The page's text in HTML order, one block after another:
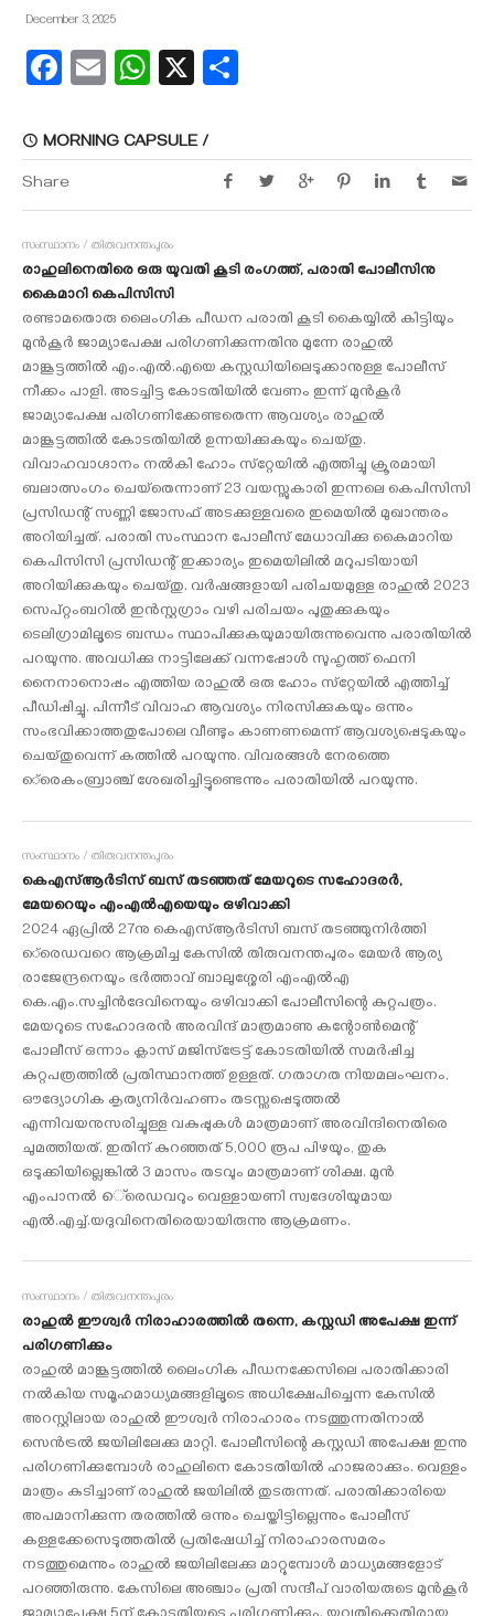
December 3, 2025
Facebook
EmailWhatsApp
X
MORNING CAPSULE /
Share
സംസ്ഥാനം / തിരുവനന്തപുരം
രാഹുലിനെതിരെ ഒരു യുവതി കൂടി രംഗത്ത്, പരാതി പോലീസിനു
കൈമാറി കെപിസിസി
രണ്ടാമതൊരു ലൈംഗിക പീഡന പരാതി കൂടി കൈയ്യില്‍ കിട്ടിയും
മുന്‍കൂര്‍ ജാമ്യാപേക്ഷ പരിഗണിക്കുന്നതിനു മുന്നേ രാഹുല്‍
മാങ്കൂട്ടത്തില്‍ എം.എല്‍.എയെ കസ്റ്റഡിയിലെടുക്കാനുള്ള പോലീസ്
നീക്കം പാളി. അടച്ചിട്ട കോടതിയില്‍ വേണം ഇന്ന് മുന്‍കൂര്‍
ജാമ്യാപേക്ഷ പരിഗണിക്കേണ്ടതെന്ന ആവശ്യം രാഹുല്‍
മാങ്കൂട്ടത്തില്‍ കോടതിയില്‍ ഉന്നയിക്കുകയും ചെയ്തു.
വിവാഹവാഗ്ദാനം നല്‍കി ഹോം സ്‌റ്റേയില്‍ എത്തിച്ചു ക്രൂരമായി
ബലാത്സംഗം ചെയ്‌തെന്നാണ് 23 വയസ്സുകാരി ഇന്നലെ കെപിസിസി
പ്രസിഡന്റ് സണ്ണി ജോസഫ് അടക്കുള്ളവരെ ഇമെയില്‍ മുഖാന്തരം
അറിയിച്ചത്. പരാതി സംസ്ഥാന പോലീസ് മേധാവിക്കു കൈമാറിയ
കെപിസിസി പ്രസിഡന്റ് ഇക്കാര്യം ഇമെയിലില്‍ മറുപടിയായി
അറിയിക്കുകയും ചെയ്തു. വര്‍ഷങ്ങളായി പരിചയമുള്ള രാഹുല്‍ 2023
സെപ്റ്റംബറില്‍ ഇന്‍സ്റ്റഗ്രാം വഴി പരിചയം പുതുക്കുകയും
ടെലിഗ്രാമിലൂടെ ബന്ധം സ്ഥാപിക്കുകയുമായിരുന്നുവെന്നു പരാതിയില്‍
പറയുന്നു. അവധിക്കു നാട്ടിലേക്ക് വന്നപ്പോള്‍ സുഹൃത്ത് ഫെനി
നൈനാനൊപ്പം എത്തിയ രാഹുല്‍ ഒരു ഹോം സ്‌റ്റേയില്‍ എത്തിച്ച്
പീഡിപ്പിച്ചു. പിന്നീട് വിവാഹ ആവശ്യം നിരസിക്കുകയും ഒന്നും
സംഭവിക്കാത്തതുപോലെ വീണ്ടും കാണണമെന്ന് ആവശ്യപ്പെടുകയും
ചെയ്തുവെന്ന് കത്തില്‍ പറയുന്നു. വിവരങ്ങള്‍ നേരത്തെ
െ്രെകംബ്രാഞ്ച് ശേഖരിച്ചിട്ടുണ്ടെന്നും പരാതിയില്‍ പറയുന്നു.
സംസ്ഥാനം / തിരുവനന്തപുരം
കെഎസ്ആര്‍ടിസ് ബസ് തടഞ്ഞത് മേയറുടെ സഹോദരര്‍,
മേയറെയും എംഎല്‍എയെയും ഒഴിവാക്കി
2024 ഏപ്രില്‍ 27നു കെഎസ്ആര്‍ടിസി ബസ് തടഞ്ഞുനിര്‍ത്തി
െ്രെഡവറെ ആക്രമിച്ച കേസില്‍ തിരുവനന്തപുരം മേയര്‍ ആര്യ
രാജേന്ദ്രനെയും ഭര്‍ത്താവ് ബാലുശ്ശേരി എംഎല്‍എ
കെ.എം.സച്ചിന്‍ദേവിനെയും ഒഴിവാക്കി പോലീസിന്റെ കുറ്റപത്രം.
മേയറുടെ സഹോദരന്‍ അരവിന്ദ് മാത്രമാണു കന്റോണ്‍മെന്റ്
പോലീസ് ഒന്നാം ക്ലാസ് മജിസ്‌ട്രേട്ട് കോടതിയില്‍ സമര്‍പ്പിച്ച
കുറ്റപത്രത്തില്‍ പ്രതിസ്ഥാനത്ത് ഉള്ളത്. ഗതാഗത നിയമലംഘനം,
ഔദ്യോഗിക കൃത്യനിര്‍വഹണം തടസ്സപ്പെടുത്തല്‍
എന്നിവയനുസരിച്ചുള്ള വകുപ്പുകള്‍ മാത്രമാണ് അരവിന്ദിനെതിരെ
ചുമത്തിയത്. ഇതിന് കുറഞ്ഞത് 5,000 രൂപ പിഴയും, തുക
ഒടുക്കിയില്ലെങ്കില്‍ 3 മാസം തടവും മാത്രമാണ് ശിക്ഷ. മുന്‍
എംപാനല്‍ െ്രെഡവറും വെള്ളായണി സ്വദേശിയുമായ
എല്‍.എച്ച്.യദുവിനെതിരെയായിരുന്നു ആക്രമണം.
സംസ്ഥാനം / തിരുവനന്തപുരം
രാഹുല്‍ ഈശ്വര്‍ നിരാഹാരത്തില്‍ തന്നെ, കസ്റ്റഡി അപേക്ഷ ഇന്ന്
പരിഗണിക്കും
രാഹുല്‍ മാങ്കൂട്ടത്തില്‍ ലൈംഗിക പീഡനക്കേസിലെ പരാതിക്കാരി
നല്‍കിയ സമൂഹമാധ്യമങ്ങളിലൂടെ അധിക്ഷേപിച്ചെന്ന കേസില്‍
അറസ്റ്റിലായ രാഹുല്‍ ഈശ്വര്‍ നിരാഹാരം നടത്തുന്നതിനാല്‍
സെന്‍ട്രല്‍ ജയിലിലേക്കു മാറ്റി. പോലീസിന്റെ കസ്റ്റഡി അപേക്ഷ ഇന്നു
പരിഗണിക്കുമ്പോള്‍ രാഹുലിനെ കോടതിയില്‍ ഹാജരാക്കും. വെള്ളം
മാത്രം കുടിച്ചാണ് രാഹുല്‍ ജയിലില്‍ തുടരുന്നത്. പരാതിക്കാരിയെ
അപമാനിക്കുന്ന തരത്തില്‍ ഒന്നും ചെയ്തിട്ടില്ലെന്നും പോലീസ്
കള്ളക്കേസെടുത്തതില്‍ പ്രതിഷേധിച്ച് നിരാഹാരസമരം
നടത്തുമെന്നും രാഹുല്‍ ജയിലിലേക്കു മാറ്റുമ്പോള്‍ മാധ്യമങ്ങളോട്
പറഞ്ഞിരുന്നു. കേസിലെ അഞ്ചാം പ്രതി സന്ദീപ് വാരിയരുടെ മുന്‍കൂര്‍